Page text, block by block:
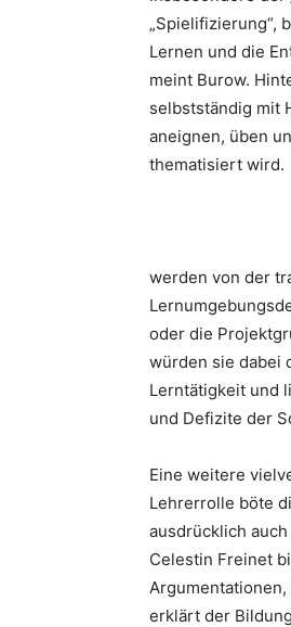
„Spielifizierung“,
Lernen und die
meint Burow.
selbstständig mit
aneignen, üben
thematisiert wird.
werden von der
oder die
würden sie dabei
Lerntätigkeit und
und Defizite der
Eine weitere
Lehrerrolle böte
ausdrücklich
Celestin Freinet
erklärt der